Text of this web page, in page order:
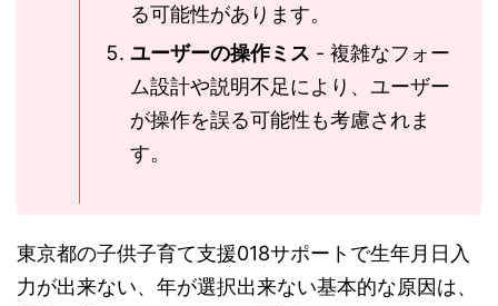
る可能性があります。
ユーザーの操作ミス - 複雑なフォー
ム設計や説明不足により、ユーザー
が操作を誤る可能性も考慮されま
す。
東京都の子供子育て支援018サポートで生年月日入
力が出来ない、年が選択出来ない基本的な原因は、